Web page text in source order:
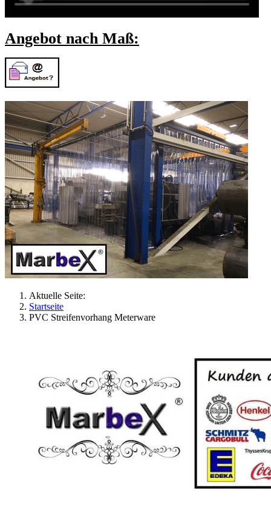
Angebot nach Maß:
Aktuelle Seite:
Startseite
PVC Streifenvorhang Meterware